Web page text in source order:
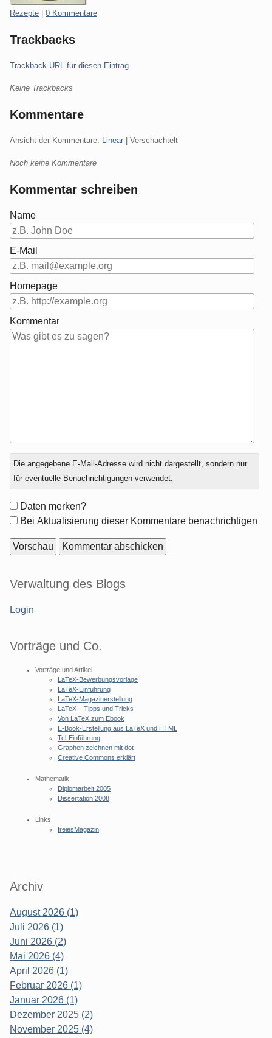
Kategorien:
Rezepte 0 Kommentare
Trackbacks
Trackback-URL für diesen Eintrag
Keine Trackbacks
Kommentare
Ansicht der Kommentare: Linear | Verschachtelt
Noch keine Kommentare
Kommentar schreiben
Name
E-Mail
Homepage
Kommentar
Antwort
zu
Die angegebene E-Mail-Adresse wird nicht dargestellt, sondern nur
für eventuelle Benachrichtigungen verwendet.
Formular-
Optionen
Daten merken?
Bei Aktualisierung dieser Kommentare benachrichtigen
Seitenleiste
Verwaltung des Blogs
Login
Vorträge und Co.
Vorträge und Artikel
LaTeX-Bewerbungsvorlage
LaTeX-Einführung
LaTeX-Magazinerstellung
LaTeX – Tipps und Tricks
Von LaTeX zum Ebook
E-Book-Erstellung aus LaTeX und HTML
Tcl-Einführung
Graphen zeichnen mit dot
Creative Commons erklärt
Mathematik
Diplomarbeit 2005
Dissertation 2008
Links
freiesMagazin
Archiv
August 2026 (1)
Juli 2026 (1)
Juni 2026 (2)
Mai 2026 (4)
April 2026 (1)
Februar 2026 (1)
Januar 2026 (1)
Dezember 2025 (2)
November 2025 (4)